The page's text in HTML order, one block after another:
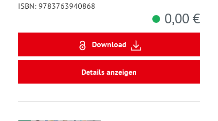
ISBN: 9783763940868
0,00 €
Download
Details anzeigen